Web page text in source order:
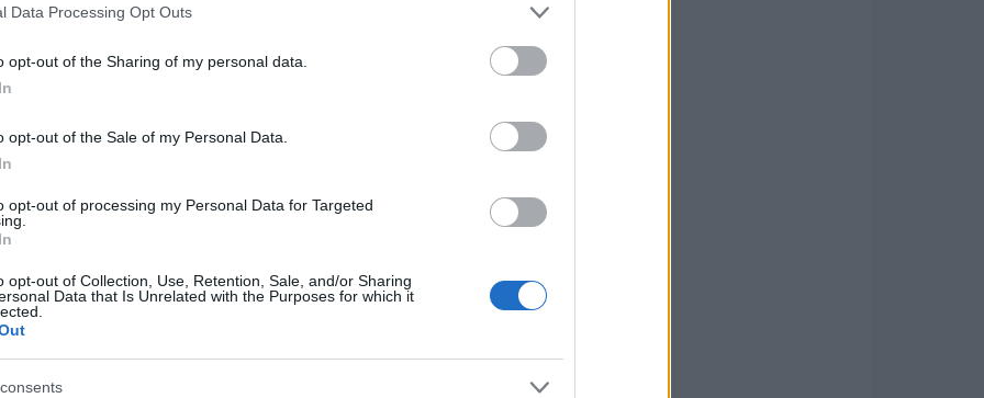
Data Processing Opt Outs
opt-out of the Sharing of my personal data.
opt-out of the Sale of my Personal Data.
opt-out of processing my Personal Data for Targeted
opt-out of Collection, Use, Retention, Sale, and/or Sharing
Data that Is Unrelated with the Purposes for which it
Piné
Ice Rink, è un palazzetto indoor dotato di
di ospitare fino a 1.800 spettatori.
outdoor, rendendola versatile per diverse
essenziali non solo per i grandi eventi
duratura alla comunità locale.
un’opportunità significativa per il territorio,